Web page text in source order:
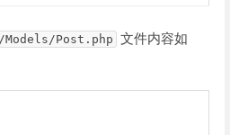
Models/Post.php 文件内容如